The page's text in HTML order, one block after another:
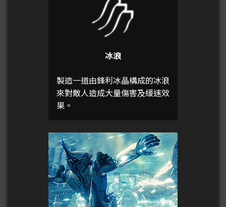
冰浪
製造一道由鋒利冰晶構成的冰浪
來對敵人造成大量傷害及緩速效
果。